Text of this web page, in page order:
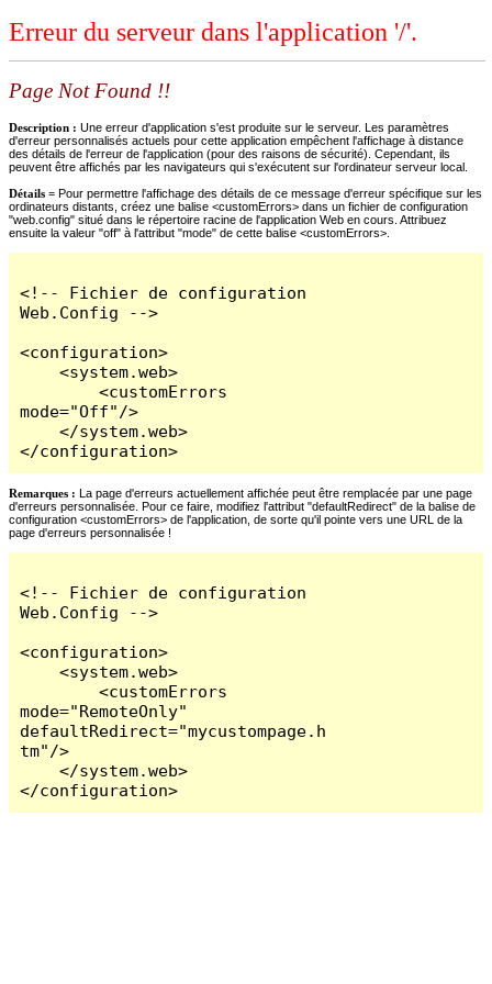
Erreur du serveur dans l'application '/'.
Page Not Found !!
Description : Une erreur d'application s'est produite sur le serveur. Les paramètres
d'erreur personnalisés actuels pour cette application empêchent l'affichage à distance
des détails de l'erreur de l'application (pour des raisons de sécurité). Cependant, ils
peuvent être affichés par les navigateurs qui s'exécutent sur l'ordinateur serveur local.
Détails = Pour permettre l'affichage des détails de ce message d'erreur spécifique sur les
ordinateurs distants, créez une balise <customErrors> dans un fichier de configuration
"web.config" situé dans le répertoire racine de l'application Web en cours. Attribuez
ensuite la valeur "off" à l'attribut "mode" de cette balise <customErrors>.
<!-- Fichier de configuration
Web.Config -->
<configuration>
    <system.web>
        <customErrors
mode="Off"/>
    </system.web>
</configuration>
Remarques : La page d'erreurs actuellement affichée peut être remplacée par une page
d'erreurs personnalisée. Pour ce faire, modifiez l'attribut "defaultRedirect" de la balise de
configuration <customErrors> de l'application, de sorte qu'il pointe vers une URL de la
page d'erreurs personnalisée !
<!-- Fichier de configuration
Web.Config -->
<configuration>
    <system.web>
        <customErrors
mode="RemoteOnly"
defaultRedirect="mycustompage.h
tm"/>
    </system.web>
</configuration>